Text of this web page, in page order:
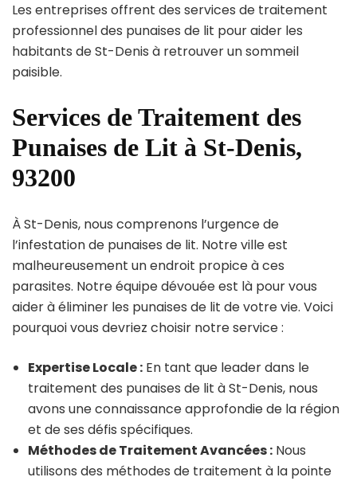
Les entreprises offrent des services de traitement
professionnel des punaises de lit pour aider les
habitants de St-Denis à retrouver un sommeil
paisible.
Services de Traitement des
Punaises de Lit à St-Denis,
93200
À St-Denis, nous comprenons l’urgence de
l’infestation de punaises de lit. Notre ville est
malheureusement un endroit propice à ces
parasites. Notre équipe dévouée est là pour vous
aider à éliminer les punaises de lit de votre vie. Voici
pourquoi vous devriez choisir notre service :
Expertise Locale : En tant que leader dans le
traitement des punaises de lit à St-Denis, nous
avons une connaissance approfondie de la région
et de ses défis spécifiques.
Méthodes de Traitement Avancées : Nous
utilisons des méthodes de traitement à la pointe